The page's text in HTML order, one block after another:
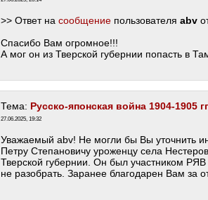
>> Ответ на сообщение пользователя abv
Спасибо Вам огромное!!!
А мог он из Тверской губернии попасть в
Тема: Русско-японская война 1904-1905 гг
27.06.2025, 19:32
Уважаемый abv! Не могли бы Вы уточнить
Петру Степановичу уроженцу села
Тверской губернии. Он был участником
не разобрать. Заранее благодарен Вам за